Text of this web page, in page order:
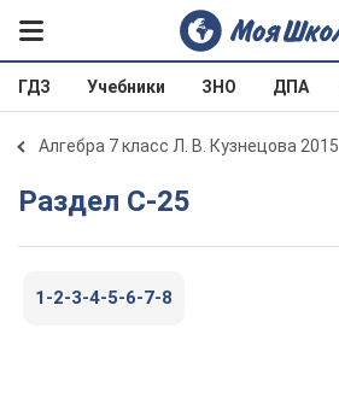
ГДЗ Учебники ЗНО ДПА
Алгебра 7 класс Л. В. Кузнецова 2015
Раздел С-25
1-2-3-4-5-6-7-8